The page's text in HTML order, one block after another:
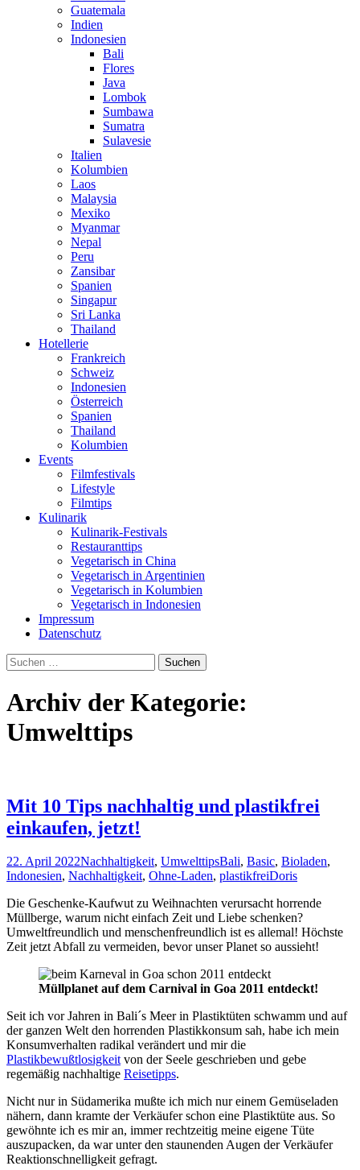
Guatemala
Indien
Indonesien
Bali
Flores
Java
Lombok
Sumbawa
Sumatra
Sulavesie
Italien
Kolumbien
Laos
Malaysia
Mexiko
Myanmar
Nepal
Peru
Zansibar
Spanien
Singapur
Sri Lanka
Thailand
Hotellerie
Frankreich
Schweiz
Indonesien
Österreich
Spanien
Thailand
Kolumbien
Events
Filmfestivals
Lifestyle
Filmtips
Kulinarik
Kulinarik-Festivals
Restauranttips
Vegetarisch in China
Vegetarisch in Argentinien
Vegetarisch in Kolumbien
Vegetarisch in Indonesien
Impressum
Datenschutz
Suchen
nach:
Archiv der Kategorie:
Umwelttips
Mit 10 Tips nachhaltig und plastikfrei
einkaufen, jetzt!
22. April 2022Nachhaltigkeit, UmwelttipsBali, Basic, Bioladen,
Indonesien, Nachhaltigkeit, Ohne-Laden, plastikfreiDoris
Die Geschenke-Kaufwut zu Weihnachten verursacht horrende
Müllberge, warum nicht einfach Zeit und Liebe schenken?
Umweltfreundlich und menschenfreundlich ist es allemal! Höchste
Zeit jetzt Abfall zu vermeiden, bevor unser Planet so aussieht!
Müllplanet auf dem Carnival in Goa 2011 entdeckt!
Seit ich vor Jahren in Bali´s Meer in Plastiktüten schwamm und auf
der ganzen Welt den horrenden Plastikkonsum sah, habe ich mein
Konsumverhalten radikal verändert und mir die
Plastikbewußtlosigkeitvon der Seele geschrieben und gebe
regemäßig nachhaltige Reisetipps.
Nicht nur in Südamerika mußte ich mich nur einem Gemüseladen
nähern, dann kramte der Verkäufer schon eine Plastiktüte aus. So
gewöhnte ich es mir an, immer rechtzeitig meine eigene Tüte
auszupacken, da war unter den staunenden Augen der Verkäufer
Reaktionschnelligkeit gefragt.